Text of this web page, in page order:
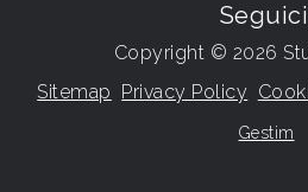
Copyright © 2026
Sitemap Privacy Policy
Gestim